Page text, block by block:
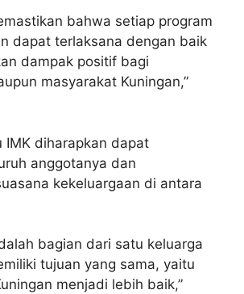
bahwa setiap program
dapat terlaksana dengan baik
dampak positif bagi
masyarakat Kuningan,”
IMK diharapkan dapat
anggotanya dan
kekeluargaan di antara
bagian dari satu keluarga
tujuan yang sama, yaitu
menjadi lebih baik,”